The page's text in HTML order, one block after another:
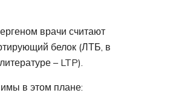
врачи считают
белок (ЛТБ, в
– LTP).
в этом плане: